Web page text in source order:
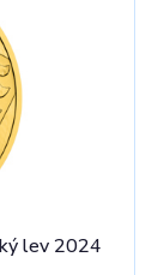
lev 2024